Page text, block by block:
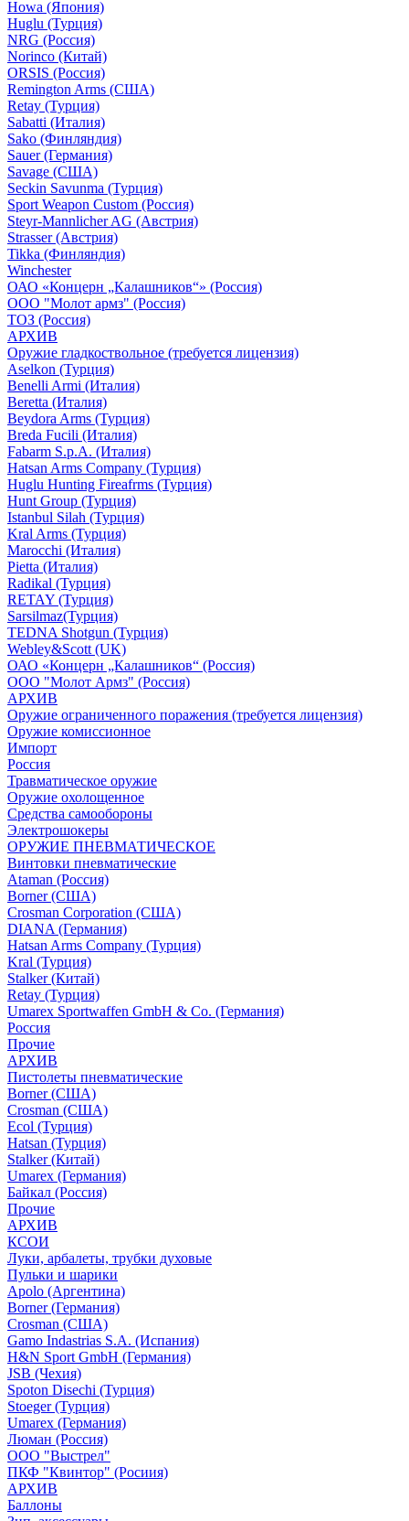
Howa (Япония)
Huglu (Турция)
NRG (Россия)
Norinco (Китай)
ORSIS (Россия)
Remington Arms (США)
Retay (Турция)
Sabatti (Италия)
Sako (Финляндия)
Sauer (Германия)
Savage (США)
Seckin Savunma (Турция)
Sport Weapon Custom (Россия)
Steyr-Mannlicher AG (Австрия)
Strasser (Австрия)
Tikka (Финляндия)
Winchester
ОАО «Концерн „Калашников“» (Россия)
ООО "Молот армз" (Россия)
ТОЗ (Россия)
АРХИВ
Оружие гладкоствольное (требуется лицензия)
Aselkon (Турция)
Benelli Armi (Италия)
Beretta (Италия)
Beydora Arms (Турция)
Breda Fucili (Италия)
Fabarm S.p.A. (Италия)
Hatsan Arms Company (Турция)
Huglu Hunting Fireafrms (Турция)
Hunt Group (Турция)
Istanbul Silah (Турция)
Kral Arms (Турция)
Marocchi (Италия)
Pietta (Италия)
Radikal (Турция)
RETAY (Турция)
Sarsilmaz(Турция)
TEDNA Shotgun (Турция)
Webley&Scott (UK)
ОАО «Концерн „Калашников“ (Россия)
ООО "Молот Армз" (Россия)
АРХИВ
Оружие ограниченного поражения (требуется лицензия)
Оружие комиссионное
Импорт
Россия
Травматическое оружие
Оружие охолощенное
Средства самообороны
Электрошокеры
ОРУЖИЕ ПНЕВМАТИЧЕСКОЕ
Винтовки пневматические
Ataman (Россия)
Borner (США)
Crosman Corporation (США)
DIANA (Германия)
Hatsan Arms Company (Турция)
Kral (Турция)
Stalker (Китай)
Retay (Турция)
Umarex Sportwaffen GmbH & Co. (Германия)
Россия
Прочие
АРХИВ
Пистолеты пневматические
Borner (США)
Crosman (США)
Ecol (Турция)
Hatsan (Турция)
Stalker (Китай)
Umarex (Германия)
Байкал (Россия)
Прочие
АРХИВ
КСОИ
Луки, арбалеты, трубки духовые
Пульки и шарики
Apolo (Аргентина)
Borner (Германия)
Crosman (США)
Gamo Indastrias S.A. (Испания)
H&N Sport GmbH (Германия)
JSB (Чехия)
Spoton Disechi (Турция)
Stoeger (Турция)
Umarex (Германия)
Люман (Россия)
ООО "Выстрел"
ПКФ "Квинтор" (Росиия)
АРХИВ
Баллоны